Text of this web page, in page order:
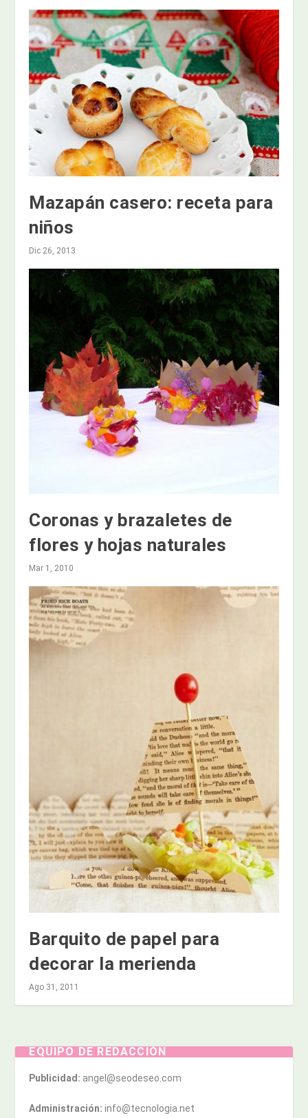
Mazapán casero: receta para
niños
Dic 26, 2013
Coronas y brazaletes de
flores y hojas naturales
Mar 1, 2010
Barquito de papel para
decorar la merienda
Ago 31, 2011
EQUIPO DE REDACCIÓN
Publicidad: angel@seodeseo.com
Administración: info@tecnologia.net